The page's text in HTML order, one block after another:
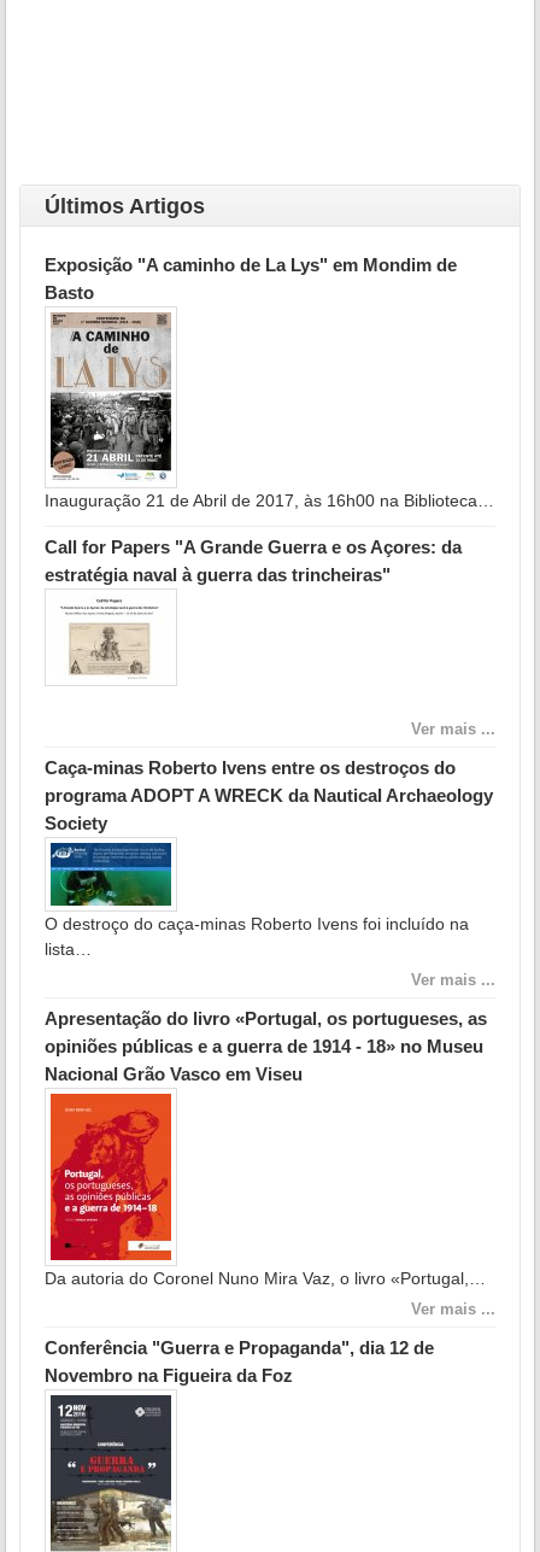
Últimos Artigos
Exposição "A caminho de La Lys" em Mondim de
Basto
Inauguração 21 de Abril de 2017, às 16h00 na Biblioteca…
Call for Papers "A Grande Guerra e os Açores: da
estratégia naval à guerra das trincheiras"
Ver mais ...
Caça-minas Roberto Ivens entre os destroços do
programa ADOPT A WRECK da Nautical Archaeology
Society
O destroço do caça-minas Roberto Ivens foi incluído na
lista…
Ver mais ...
Apresentação do livro «Portugal, os portugueses, as
opiniões públicas e a guerra de 1914 - 18» no Museu
Nacional Grão Vasco em Viseu
Da autoria do Coronel Nuno Mira Vaz, o livro «Portugal,…
Ver mais ...
Conferência "Guerra e Propaganda", dia 12 de
Novembro na Figueira da Foz